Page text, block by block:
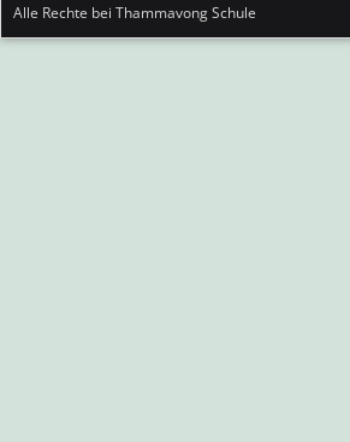
Alle Rechte bei Thammavong Schule